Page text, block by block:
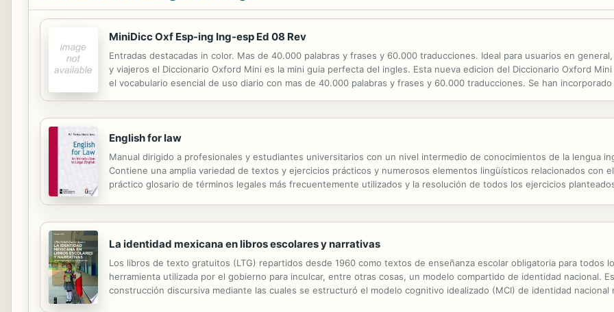
MiniDicc Oxf Esp-ing Ing-esp Ed 08 Rev
Entradas destacadas in color. Mas de 40.000 palabras y frases y 60.000 traducciones. Ideal para usuarios en
y viajeros el Diccionario Oxford Mini es la mini guia perfecta del ingles. Esta nueva edicion del Diccionario Oxford
el vocabulario esencial de uso diario con mas de 40.000 palabras y frases y 60.000 traducciones. Se han
English for law
Manual dirigido a profesionales y estudiantes universitarios con un nivel intermedio de conocimientos de la lengua
Contiene una amplia variedad de textos y ejercicios prácticos y numerosos elementos lingüísticos relacionados con
práctico glosario de términos legales más frecuentemente utilizados y la resolución de todos los ejercicios
La identidad mexicana en libros escolares y narrativas
Los libros de texto gratuitos (LTG) repartidos desde 1960 como textos de enseñanza escolar obligatoria para todos
herramienta utilizada por el gobierno para inculcar, entre otras cosas, un modelo compartido de identidad nacional.
construcción discursiva mediante las cuales se estructuró el modelo cognitivo idealizado (MCI) de identidad nacional